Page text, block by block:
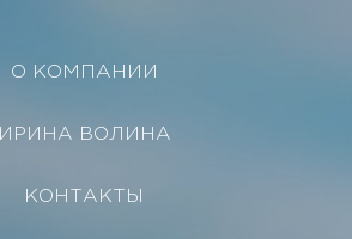
О КОМПАНИИ
ИРИНА ВОЛИНА
КОНТАКТЫ